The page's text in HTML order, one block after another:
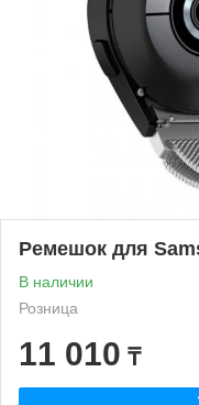
Ремешок для
В наличии
Розница
11 010 ₸